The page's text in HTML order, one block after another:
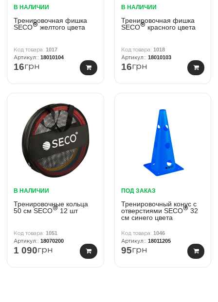
В НАЛИЧИИ
Тренировочная фишка
SECO® желтого цвета
1017
18010104
16грн
В НАЛИЧИИ
Тренировочная фишка
SECO® красного цвета
1018
18010103
16грн
В НАЛИЧИИ
Тренировочные кольца
50 см SECO® 12 шт
1051
18070200
1 090грн
ПОД ЗАКАЗ
Тренировочный конус с
отверстиями SECO® 32
см синего цвета
1046
18011205
95грн